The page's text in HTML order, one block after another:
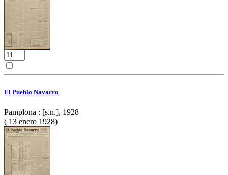
El Pueblo Navarro
Pamplona : [s.n.], 1928
( 13 enero 1928)